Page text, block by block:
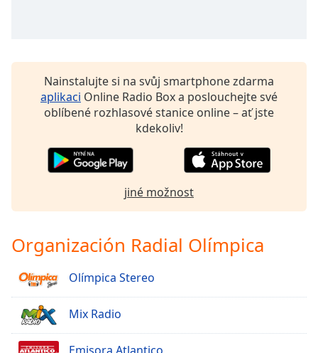
Nainstalujte si na svůj smartphone zdarma
aplikaci Online Radio Box a poslouchejte své
oblíbené rozhlasové stanice online – ať jste
kdekoliv!
jiné možnost
Organización Radial Olímpica
Olímpica Stereo
Mix Radio